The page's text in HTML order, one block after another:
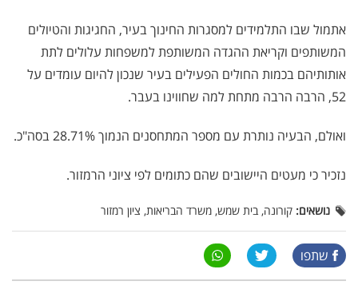
אתמול שבו התלמידים למסגרות החינוך בעיר, החגיגות והטיולים
המשותפים וקריאת ההגדה המשותפת למשפחות עלולים לתת
אותותיהם בכמות החולים הפעילים בעיר שנכון להיום עומדים על
52, הרבה הרבה מתחת למה שחווינו בעבר.
ואולם, הבעיה נותרת עם מספר המתחסנים הנמוך 28.71% בסה"כ.
נזכיר כי מעטים היישובים שהם כתומים לפי ציוני הרמזור.
נושאים: קורונה, בית שמש, משרד הבריאות, ציון רמזור
שתפו